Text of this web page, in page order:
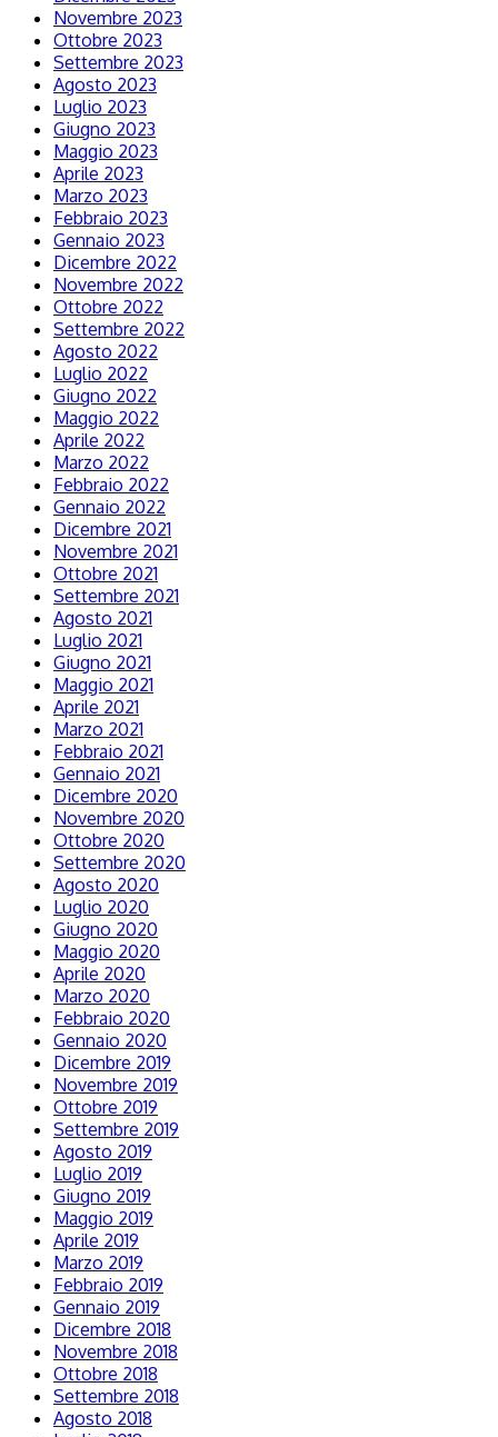
Novembre 2023
Ottobre 2023
Settembre 2023
Agosto 2023
Luglio 2023
Giugno 2023
Maggio 2023
Aprile 2023
Marzo 2023
Febbraio 2023
Gennaio 2023
Dicembre 2022
Novembre 2022
Ottobre 2022
Settembre 2022
Agosto 2022
Luglio 2022
Giugno 2022
Maggio 2022
Aprile 2022
Marzo 2022
Febbraio 2022
Gennaio 2022
Dicembre 2021
Novembre 2021
Ottobre 2021
Settembre 2021
Agosto 2021
Luglio 2021
Giugno 2021
Maggio 2021
Aprile 2021
Marzo 2021
Febbraio 2021
Gennaio 2021
Dicembre 2020
Novembre 2020
Ottobre 2020
Settembre 2020
Agosto 2020
Luglio 2020
Giugno 2020
Maggio 2020
Aprile 2020
Marzo 2020
Febbraio 2020
Gennaio 2020
Dicembre 2019
Novembre 2019
Ottobre 2019
Settembre 2019
Agosto 2019
Luglio 2019
Giugno 2019
Maggio 2019
Aprile 2019
Marzo 2019
Febbraio 2019
Gennaio 2019
Dicembre 2018
Novembre 2018
Ottobre 2018
Settembre 2018
Agosto 2018